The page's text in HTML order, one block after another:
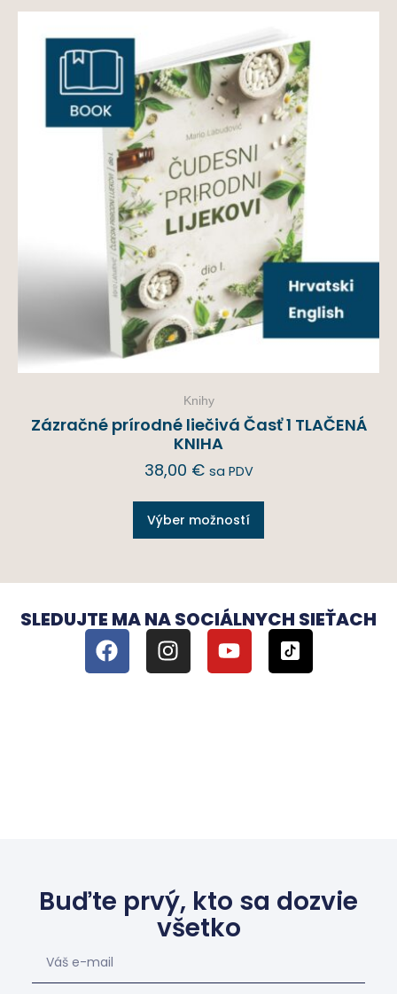
Knihy
Zázračné prírodné liečivá Časť 1 TLAČENÁ
KNIHA
38,00 € sa PDV
Výber možností
SLEDUJTE MA NA SOCIÁLNYCH SIEŤACH
Buďte prvý, kto sa dozvie
všetko